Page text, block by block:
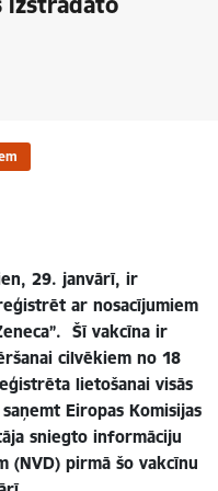
29. janvārī, ir
ar nosacījumiem
Šī vakcīna ir
cilvēkiem no 18
lietošanai visās
Eiropas Komisijas
sniegto informāciju
(NVD) pirmā šo vakcīnu